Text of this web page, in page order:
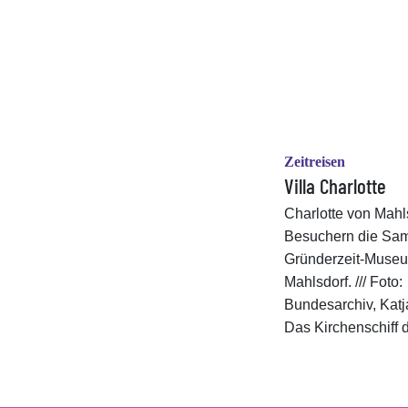
Zeitreisen
Villa Charlotte
Charlotte von
Besuchern die
Gründerzeit-
Mahlsdorf. /// Foto:
Bundesarchiv,
Das Kirchenschiff